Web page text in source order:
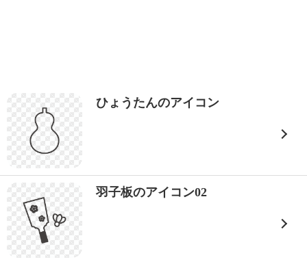
ひょうたんのアイコン
羽子板のアイコン02